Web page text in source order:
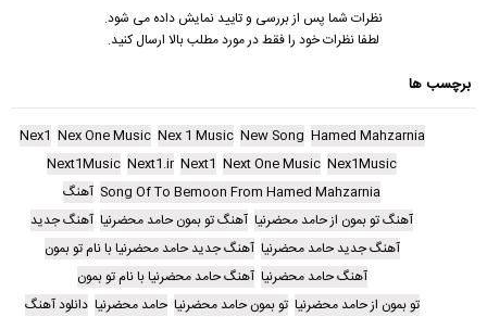
نظرات شما پس از بررسی و تایید نمایش داده می شود.
لطفا نظرات خود را فقط در مورد مطلب بالا ارسال کنید.
برچسب ها
Hamed Mahzarnia
New Song
Nex 1 Music
Nex One Music
Nex1
Nex1Music
Next One Music
Next1
Next1.ir
Next1Music
Song Of To Bemoon From Hamed Mahzarnia آهنگ
آهنگ تو بمون از حامد محضرنیا آهنگ تو بمون حامد محضرنیا آهنگ جدید
آهنگ جدید حامد محضرنیا آهنگ جدید حامد محضرنیا با نام تو بمون
آهنگ حامد محضرنیا آهنگ حامد محضرنیا با نام تو بمون
تو بمون از حامد محضرنیا تو بمون حامد محضرنیا حامد محضرنیا دانلود آهنگ